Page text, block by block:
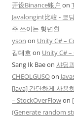
开设Binance账户 on
Javalongint比較 - 코
주 쓰이는 형변환
yson on Unity C# –
김대호 on Unity C#
Sang Ik Baeon 샤딩
CHEOLGUSOon
[Java] 간단하게 사용
– StockOverFlowon
(Generate random